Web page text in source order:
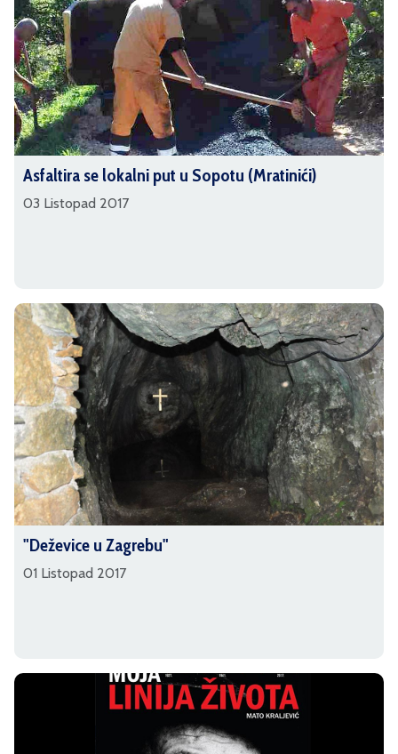
Asfaltira se lokalni put u Sopotu (Mratinići)
03 Listopad 2017
"Deževice u Zagrebu"
01 Listopad 2017